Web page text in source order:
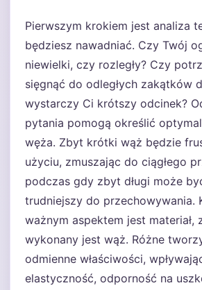
Pierwszym krokiem jest analiza
będziesz nawadniać. Czy Twój
niewielki, czy rozległy? Czy
sięgnąć do odległych zakątków
wystarczy Ci krótszy odcinek?
pytania pomogą określić
węża. Zbyt krótki wąż będzie
użyciu, zmuszając do ciągłego
podczas gdy zbyt długi może
trudniejszy do przechowywania.
ważnym aspektem jest materiał,
wykonany jest wąż. Różne
odmienne właściwości,
elastyczność, odporność na